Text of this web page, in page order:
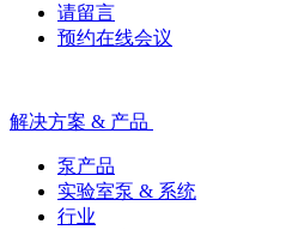
请留言
预约在线会议
解决方案 & 产品
泵产品
实验室泵 & 系统
行业